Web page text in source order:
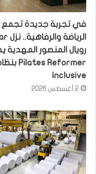
في تجربة جديدة تجمع
رويال المنصور المهدية
Inclusive
2 أغسطس 2026